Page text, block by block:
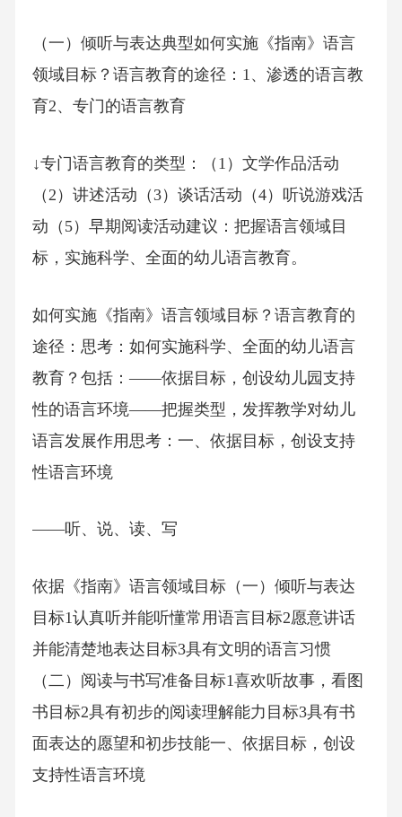
（一）倾听与表达典型如何实施《指南》语言
领域目标？语言教育的途径：1、渗透的语言教
育2、专门的语言教育
↓专门语言教育的类型：（1）文学作品活动
（2）讲述活动（3）谈话活动（4）听说游戏活
动（5）早期阅读活动建议：把握语言领域目
标，实施科学、全面的幼儿语言教育。
如何实施《指南》语言领域目标？语言教育的
途径：思考：如何实施科学、全面的幼儿语言
教育？包括：——依据目标，创设幼儿园支持
性的语言环境——把握类型，发挥教学对幼儿
语言发展作用思考：一、依据目标，创设支持
性语言环境
——听、说、读、写
依据《指南》语言领域目标（一）倾听与表达
目标1认真听并能听懂常用语言目标2愿意讲话
并能清楚地表达目标3具有文明的语言习惯
（二）阅读与书写准备目标1喜欢听故事，看图
书目标2具有初步的阅读理解能力目标3具有书
面表达的愿望和初步技能一、依据目标，创设
支持性语言环境